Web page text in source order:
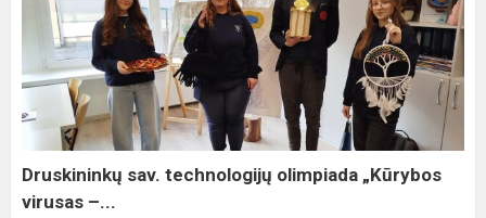
technologijų
olimpiada
„Kūrybos
virusas
Druskininkų sav. technologijų olimpiada „Kūrybos
virusas –...